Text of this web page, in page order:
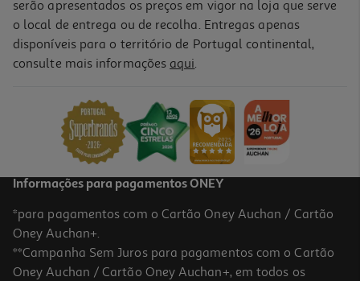
Porta Bolos Forma Baixa Cores Sortidas
serão apresentados os preços em vigor na loja que serve
o local de entrega ou de recolha. Entregas apenas
disponíveis para o território de Portugal continental,
consulte mais informações aqui.
Informações para pagamentos ONEY
*para pagamentos com o Cartão Oney Auchan / Cartão
Oney Auchan+.
**Campanha Sem Juros para pagamentos com o Cartão
Oney Auchan / Cartão Oney Auchan+, em todos os